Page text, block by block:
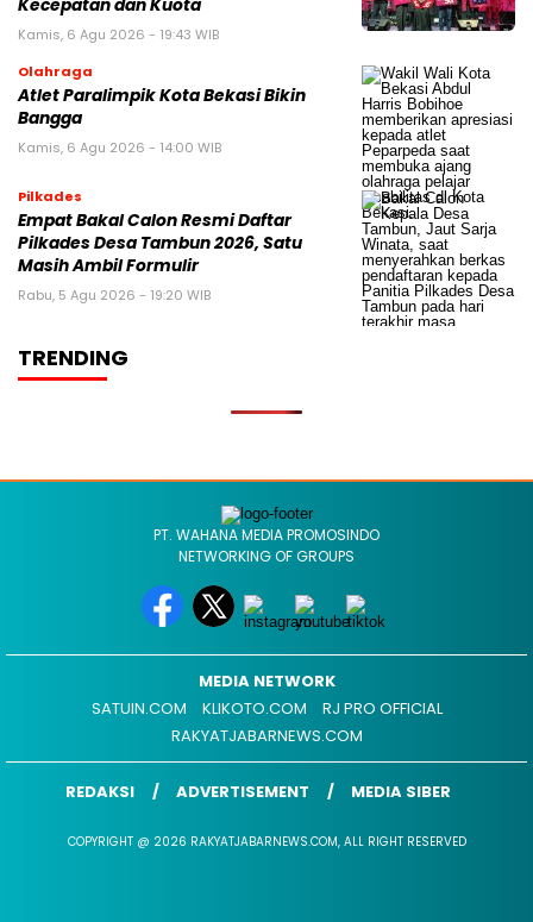
Kecepatan dan Kuota
Kamis, 6 Agu 2026 - 19:43 WIB
Olahraga
Atlet Paralimpik Kota Bekasi Bikin
Bangga
Kamis, 6 Agu 2026 - 14:00 WIB
Pilkades
Empat Bakal Calon Resmi Daftar
Pilkades Desa Tambun 2026, Satu
Masih Ambil Formulir
Rabu, 5 Agu 2026 - 19:20 WIB
TRENDING
PT. WAHANA MEDIA PROMOSINDO
NETWORKING OF GROUPS
MEDIA NETWORK
SATUIN.COM
KLIKOTO.COM
RJ PRO OFFICIAL
RAKYATJABARNEWS.COM
REDAKSI ADVERTISEMENT MEDIA SIBER
COPYRIGHT @ 2026 RAKYATJABARNEWS.COM, ALL RIGHT RESERVED